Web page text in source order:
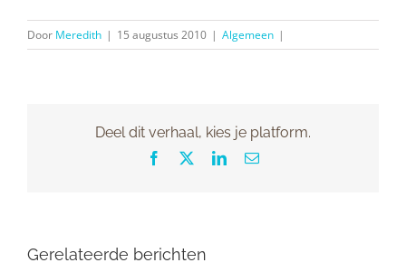
Door Meredith | 15 augustus 2010 | Algemeen |
Deel dit verhaal, kies je platform.
Facebook LinkedIn
E-
Gerelateerde berichten